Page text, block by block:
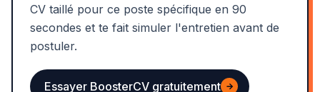
CV taillé pour ce poste spécifique en 90
secondes et te fait simuler l'entretien avant de
postuler.
Essayer BoosterCV gratuitement →